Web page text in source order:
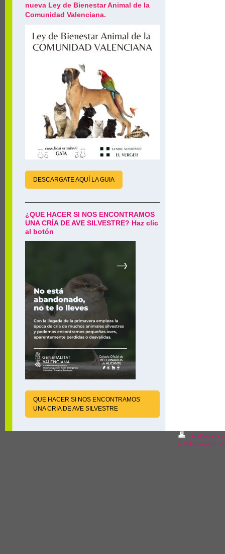
nueva Ley de Bienestar Animal de la
Comunidad Valenciana.
DESCARGATE AQUÍ LA GUIA
¿QUE HACER SI NOS ENCONTRAMOS
UNA CRÍA DE AVE SILVESTRE? Haz clic
al botón
QUE HACER SI NOS ENCONTRAMOS
UNA CRIA DE AVE SILVESTRE
Versión para
© Veterinaria EL